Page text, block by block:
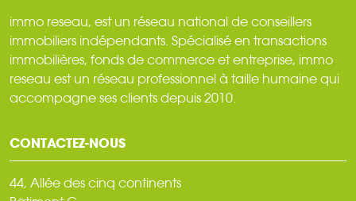
immo reseau, est un réseau national de conseillers
immobiliers indépendants. Spécialisé en transactions
immobilières, fonds de commerce et entreprise, immo
reseau est un réseau professionnel à taille humaine qui
accompagne ses clients depuis 2010.
CONTACTEZ-NOUS
44, Allée des cinq continents